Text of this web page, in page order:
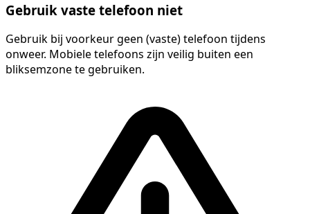
Gebruik vaste telefoon niet
Gebruik bij voorkeur geen (vaste) telefoon tijdens
onweer. Mobiele telefoons zijn veilig buiten een
bliksemzone te gebruiken.